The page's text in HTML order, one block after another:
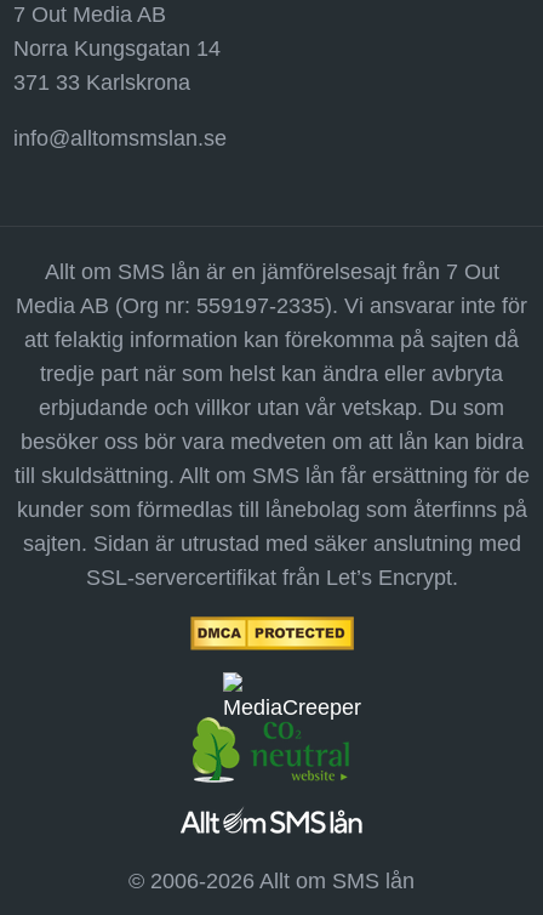
7 Out Media AB
Norra Kungsgatan 14
371 33 Karlskrona
info@alltomsmslan.se
Allt om SMS lån är en jämförelsesajt från 7 Out
Media AB (Org nr: 559197-2335). Vi ansvarar inte för
att felaktig information kan förekomma på sajten då
tredje part när som helst kan ändra eller avbryta
erbjudande och villkor utan vår vetskap. Du som
besöker oss bör vara medveten om att lån kan bidra
till skuldsättning. Allt om SMS lån får ersättning för de
kunder som förmedlas till lånebolag som återfinns på
sajten. Sidan är utrustad med säker anslutning med
SSL-servercertifikat från Let’s Encrypt.
© 2006-2026 Allt om SMS lån